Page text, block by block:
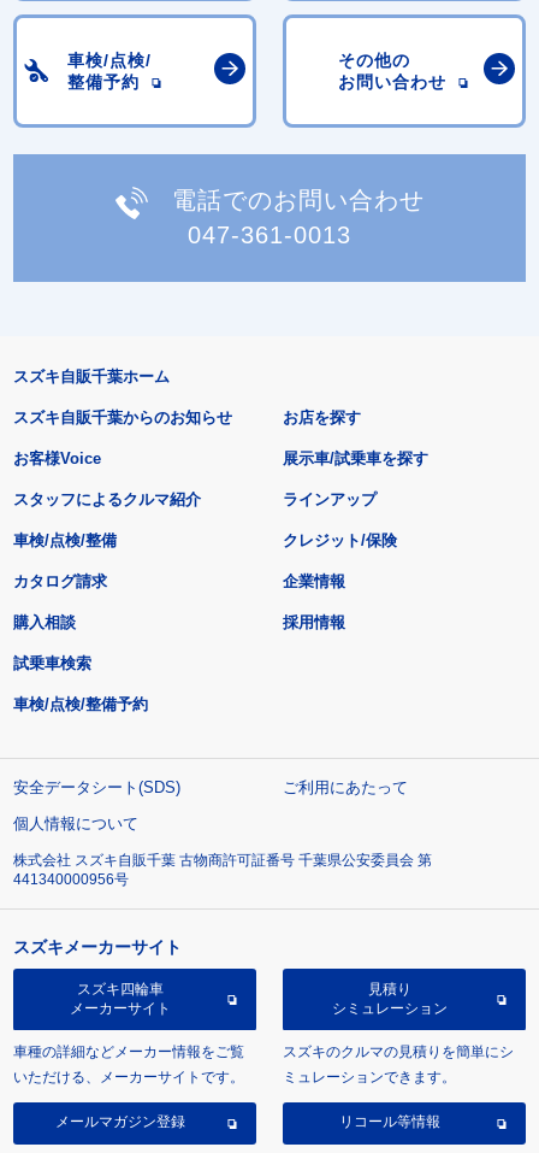
車検/点検/
整備予約
その他の
お問い合わせ
電話でのお問い合わせ
047-361-0013
スズキ自販千葉ホーム
スズキ自販千葉からのお知らせ
お客様Voice
スタッフによるクルマ紹介
お店を探す
展示車/試乗車を探す
ラインアップ
車検/点検/整備 クレジット/保険
カタログ請求
購入相談
試乗車検索
車検/点検/整備予約
企業情報
採用情報
安全データシート(SDS)
ご利用にあたって
個人情報について
株式会社 スズキ自販千葉 古物商許可証番号 千葉県公安委員会 第
441340000956号
スズキメーカーサイト
スズキ四輪車
メーカーサイト
車種の詳細などメーカー情報をご覧
いただける、メーカーサイトです。
見積り
シミュレーション
スズキのクルマの見積りを簡単にシ
ミュレーションできます。
メールマガジン登録 リコール等情報